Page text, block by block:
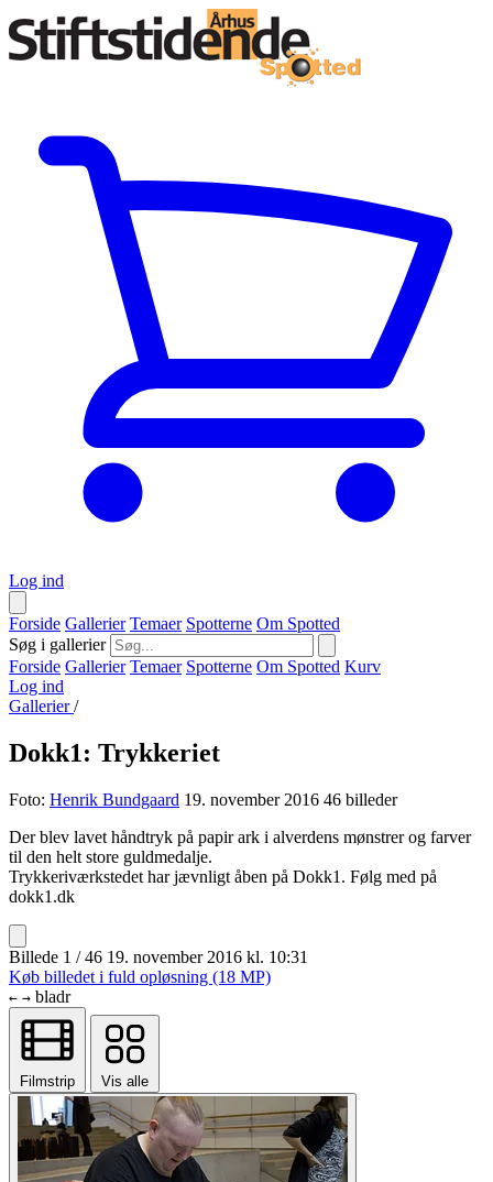
Log ind
Forside Gallerier Temaer Spotterne Om Spotted
Søg i gallerier
Forside Gallerier Temaer Spotterne Om Spotted Kurv
Log ind
Gallerier/
Dokk1: Trykkeriet
Foto: Henrik Bundgaard 19. november 2016 46 billeder
Der blev lavet håndtryk på papir ark i alverdens mønstrer og farver
til den helt store guldmedalje.
Trykkeriværkstedet har jævnligt åben på Dokk1. Følg med på
dokk1.dk
Billede 1 / 46 19. november 2016 kl. 10:31
Køb billedet i fuld opløsning (18 MP)
← → bladr
Filmstrip Vis alle